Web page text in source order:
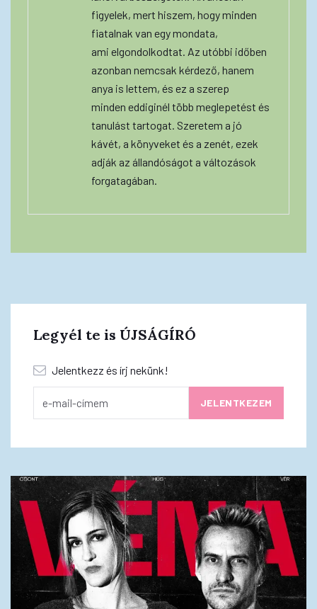
figyelek, mert hiszem, hogy minden
fiatalnak van egy mondata,
ami elgondolkodtat. Az utóbbi időben
azonban nemcsak kérdező, hanem
anya is lettem, és ez a szerep
minden eddiginél több meglepetést és
tanulást tartogat. Szeretem a jó
kávét, a könyveket és a zenét, ezek
adják az állandóságot a változások
forgatagában.
Legyél te is ÚJSÁGÍRÓ
Jelentkezz és írj nekünk!